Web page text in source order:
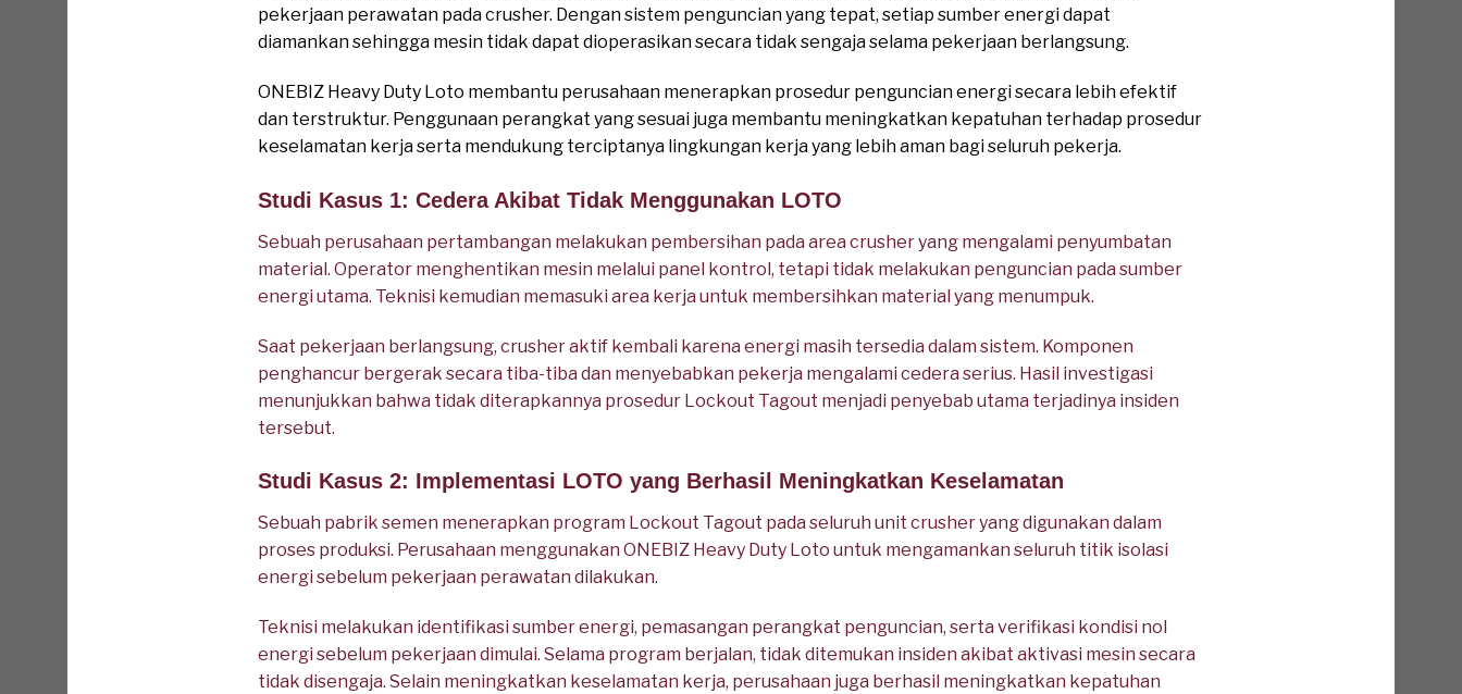
pekerjaan perawatan pada crusher. Dengan sistem penguncian yang tepat, setiap sumber energi dapat
diamankan sehingga mesin tidak dapat dioperasikan secara tidak sengaja selama pekerjaan berlangsung.
ONEBIZ Heavy Duty Loto membantu perusahaan menerapkan prosedur penguncian energi secara lebih efektif
dan terstruktur. Penggunaan perangkat yang sesuai juga membantu meningkatkan kepatuhan terhadap prosedur
keselamatan kerja serta mendukung terciptanya lingkungan kerja yang lebih aman bagi seluruh pekerja.
Studi Kasus 1: Cedera Akibat Tidak Menggunakan LOTO
Sebuah perusahaan pertambangan melakukan pembersihan pada area crusher yang mengalami penyumbatan
material. Operator menghentikan mesin melalui panel kontrol, tetapi tidak melakukan penguncian pada sumber
energi utama. Teknisi kemudian memasuki area kerja untuk membersihkan material yang menumpuk.
Saat pekerjaan berlangsung, crusher aktif kembali karena energi masih tersedia dalam sistem. Komponen
penghancur bergerak secara tiba-tiba dan menyebabkan pekerja mengalami cedera serius. Hasil investigasi
menunjukkan bahwa tidak diterapkannya prosedur Lockout Tagout menjadi penyebab utama terjadinya insiden
tersebut.
Studi Kasus 2: Implementasi LOTO yang Berhasil Meningkatkan Keselamatan
Sebuah pabrik semen menerapkan program Lockout Tagout pada seluruh unit crusher yang digunakan dalam
proses produksi. Perusahaan menggunakan ONEBIZ Heavy Duty Loto untuk mengamankan seluruh titik isolasi
energi sebelum pekerjaan perawatan dilakukan.
Teknisi melakukan identifikasi sumber energi, pemasangan perangkat penguncian, serta verifikasi kondisi nol
energi sebelum pekerjaan dimulai. Selama program berjalan, tidak ditemukan insiden akibat aktivasi mesin secara
tidak disengaja. Selain meningkatkan keselamatan kerja, perusahaan juga berhasil meningkatkan kepatuhan